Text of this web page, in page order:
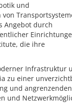
und
Angebot durch
die ihre
Infrastruktur
zu einer
und angrenzenden
und